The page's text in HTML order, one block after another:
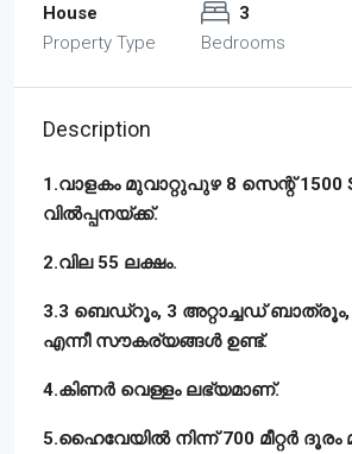
House
Property Type
3
Bedrooms
Description
1.വാളകം മുവാറ്റുപുഴ 8 സെന്റ് 1500
വിൽപ്പനയ്ക്ക്.
2.വില 55 ലക്ഷം.
3.3 ബെഡ്‌റൂം, 3 അറ്റാച്ചഡ് ബാത്രൂം,
എന്നീ സൗകര്യങ്ങൾ ഉണ്ട്‌.
4.കിണർ വെള്ളം ലഭ്യമാണ്.
5.ഹൈവേയിൽ നിന്ന് 700 മീറ്റർ ദൂരം